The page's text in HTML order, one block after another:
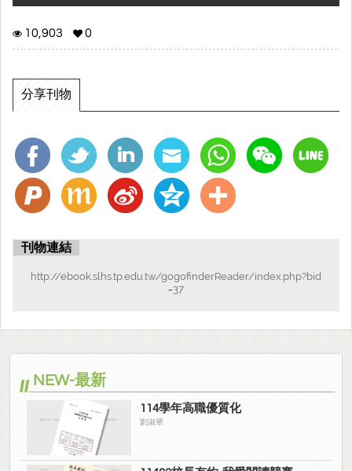
10,903 0
分享刊物
刊物連結
http://ebook.slhs.tp.edu.tw/gogofinderReader/index.php?bid
=37
NEW-最新
114學年高職優質化
劉淑華